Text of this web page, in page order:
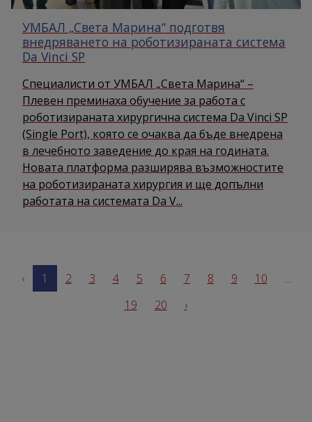
УМБАЛ „Света Марина“ подготвя
внедряването на роботизираната система
Da Vinci SP
Специалисти от УМБАЛ „Света Марина“ –
Плевен преминаха обучение за работа с
роботизираната хирургична система Da Vinci SP
(Single Port), която се очаква да бъде внедрена
в лечебното заведение до края на годината.
Новата платформа разширява възможностите
на роботизираната хирургия и ще допълни
работата на системата Da V...
‹ 1 2 3 4 5 6 7 8 9 10
...
19
20 ›